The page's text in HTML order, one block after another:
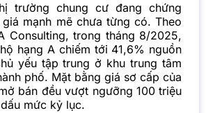
trườngchung cư đang chứng
mạnh mẽ chưa từng có. Theo
Consulting, trong tháng 8/2025,
hạng A chiếm tới 41,6% nguồn
yếu tập trung ở khu trung tâm
phố. Mặt bằng giá sơ cấp của
bán đều vượt ngưỡng 100 triệu
mức kỷ lục.